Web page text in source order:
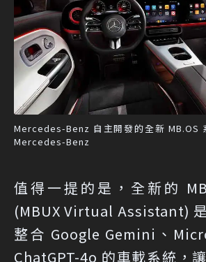
Mercedes-Benz 自主開發的全新 MB.OS
Mercedes-Benz
值得一提的是，全新的
(MBUX Virtual Assistant)
整合 Google Gemini、
ChatGPT-4o 的車載系統，